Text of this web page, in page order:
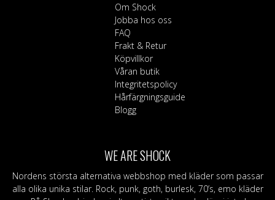
alternativen
produktsidan
Om Shock
Jobba hos oss
FAQ
Frakt & Retur
Köpvillkor
Våran butik
Integritetspolicy
Hårfärgningsguide
Blogg
WE ARE SHOCK
Nordens största alternativa webbshop med kläder som passar
alla olika unika stilar. Rock, punk, goth, burlesk, 70’s, emo kläder